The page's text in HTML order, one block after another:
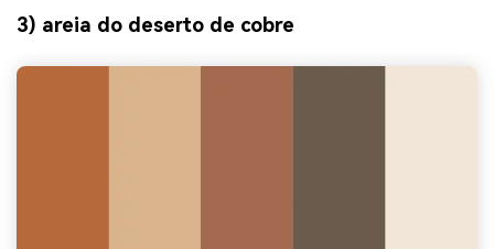
3) areia do deserto de cobre